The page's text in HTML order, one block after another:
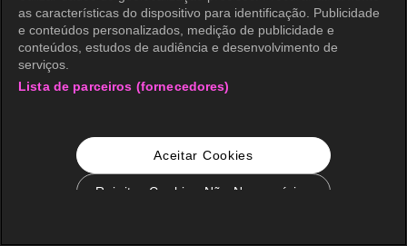
as características do dispositivo para identificação. Publicidade
e conteúdos personalizados, medição de publicidade e
conteúdos, estudos de audiência e desenvolvimento de
serviços.
Lista de parceiros (fornecedores)
Aceitar Cookies
Rejeitar Cookies Não Necessários